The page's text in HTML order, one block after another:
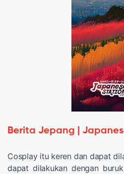
Berita Jepang |
Cosplay itu keren dan dapat
dapat dilakukan dengan